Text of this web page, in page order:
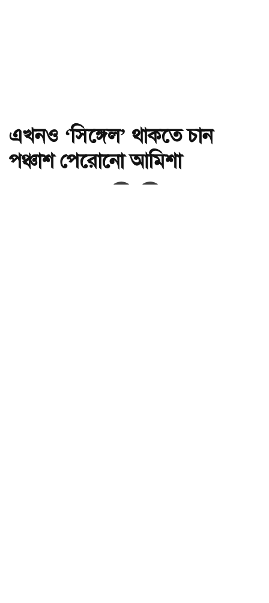
এখনও ‘সিঙ্গেল’ থাকতে চান
পঞ্চাশ পেরোনো আমিশা